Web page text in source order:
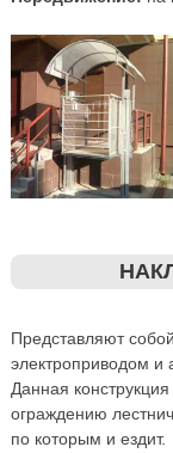
Представляют
электроприводом и
Данная
ограждению
по которым и ездит.